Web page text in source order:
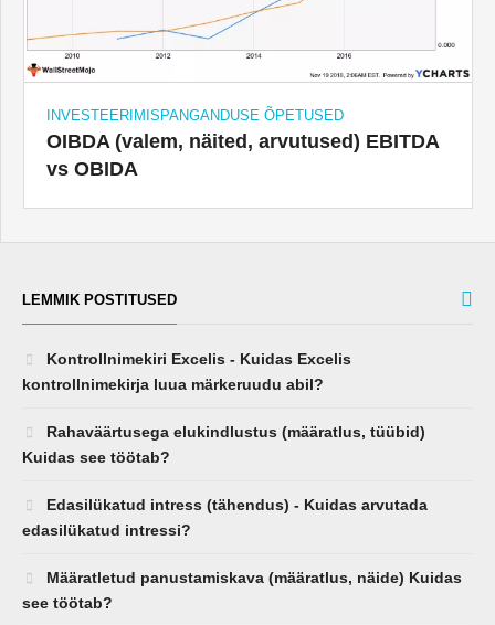
INVESTEERIMISPANGANDUSE ÕPETUSED
OIBDA (valem, näited, arvutused) EBITDA
vs OBIDA
LEMMIK POSTITUSED
Kontrollnimekiri Excelis - Kuidas Excelis
kontrollnimekirja luua märkeruudu abil?
Rahaväärtusega elukindlustus (määratlus, tüübid)
Kuidas see töötab?
Edasilükatud intress (tähendus) - Kuidas arvutada
edasilükatud intressi?
Määratletud panustamiskava (määratlus, näide) Kuidas
see töötab?